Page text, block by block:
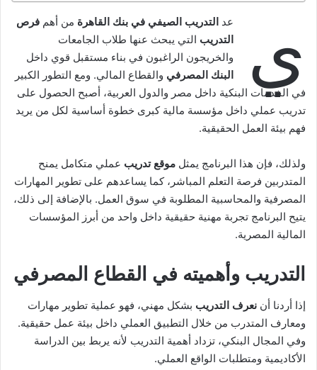
ي عد التدريب الصيفي في بنك القاهرة من أهم فرص
التدريب التي يبحث عنها طلاب الجامعات
والخريجون الراغبون في بناء مستقبل قوي داخل
البنك المصرفي والقطاع المالي. ومع التطور الكبير
في الخدمات البنكية داخل مصر والدول العربية، أصبح الحصول على
تدريب عملي داخل مؤسسة مالية كبرى خطوة أساسية لكل من يريد
فهم بيئة العمل الحقيقية.
ولذلك، فإن هذا البرنامج يمثل موقع تدريب عملي متكامل يمنح
المتدربين فرصة التعلم المباشر، كما يساعدهم على تطوير المهارات
المصرفية والمحاسبية المطلوبة في سوق العمل. بالإضافة إلى ذلك،
يتيح البرنامج تجربة مهنية حقيقية داخل واحد من أبرز المؤسسات
المالية المصرية.
التدريب وأهميته في القطاع المصرفي
إذا أردنا أن نعرف التدريب بشكل مهني، فهو عملية تطوير مهارات
ومعارف المتدرب من خلال التطبيق العملي داخل بيئة عمل حقيقية.
وفي المجال البنكي، تزداد أهمية التدريب لأنه يربط بين الدراسة
الأكاديمية ومتطلبات الواقع العملي.